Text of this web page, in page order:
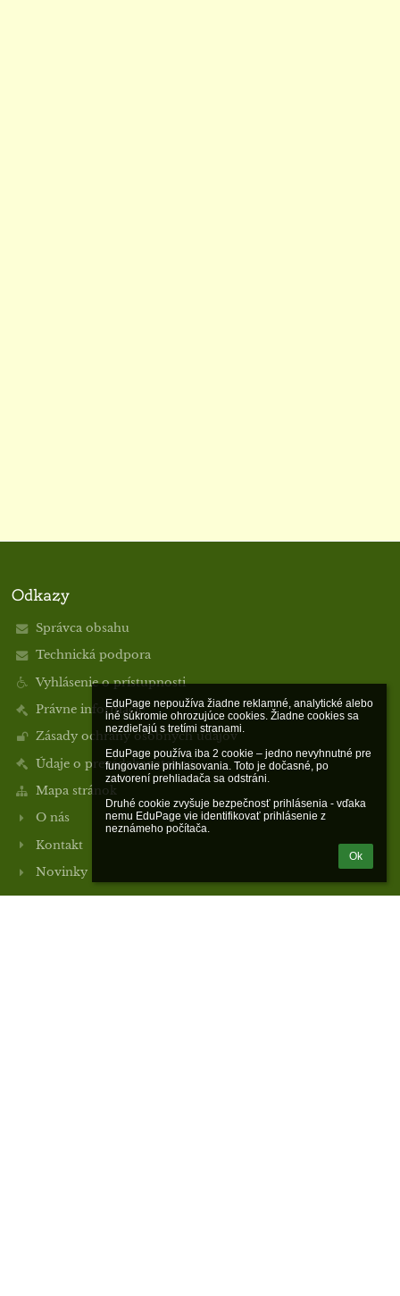
EduPage nepoužíva žiadne reklamné, analytické alebo
iné súkromie ohrozujúce cookies. Žiadne cookies sa
nezdieľajú s tretími stranami.
EduPage používa iba 2 cookie – jedno nevyhnutné pre
fungovanie prihlasovania. Toto je dočasné, po
zatvorení prehliadača sa odstráni.
Druhé cookie zvyšuje bezpečnosť prihlásenia - vďaka
nemu EduPage vie identifikovať prihlásenie z
neznámeho počítača.
Ok
Odkazy
Správca obsahu
Technická podpora
Vyhlásenie o prístupnosti
Právne informácie
Zásady ochrany osobných údajov
Údaje o prevádzkovateľovi
Mapa stránok
O nás
Kontakt
Novinky